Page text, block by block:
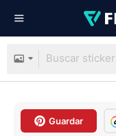
Guardar